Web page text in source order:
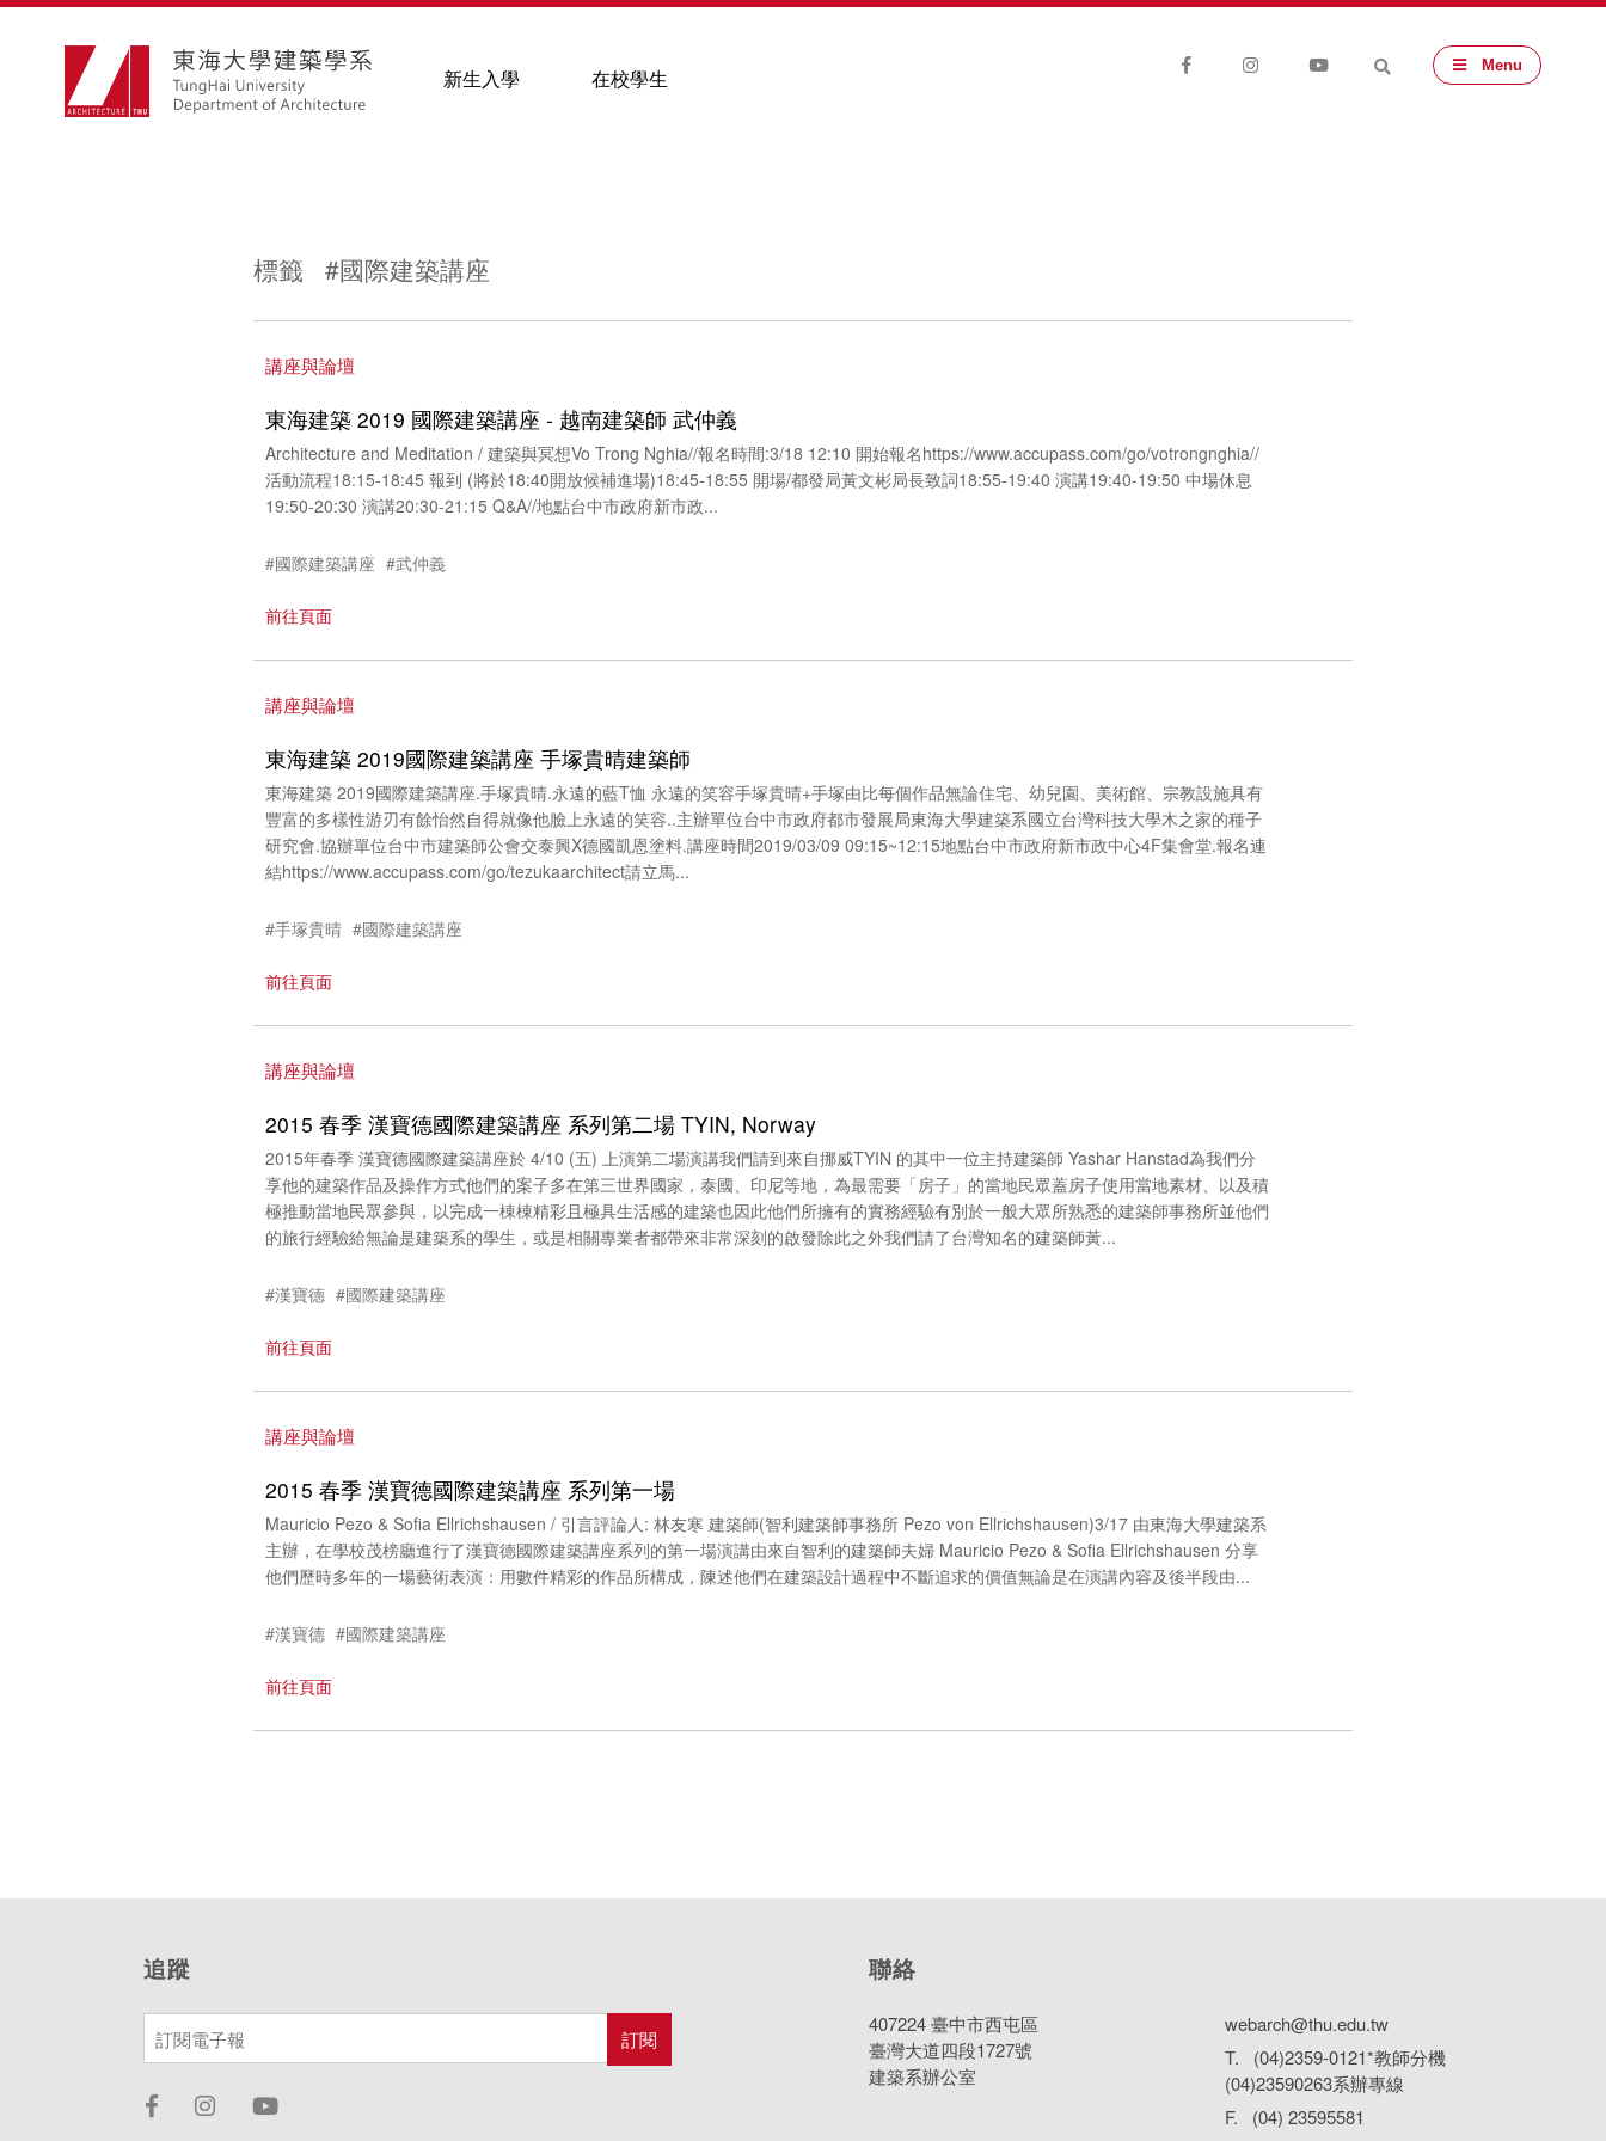
新生入學 在校學生 Menu
標籤 #國際建築講座
講座與論壇
東海建築 2019 國際建築講座 - 越南建築師 武仲義
Architecture and Meditation / 建築與冥想Vo Trong Nghia//報名時間:3/18 12:10 開始報名https://www.accupass.com/go/votrongnghia//
活動流程18:15-18:45 報到 (將於18:40開放候補進場)18:45-18:55 開場/都發局黃文彬局長致詞18:55-19:40 演講19:40-19:50 中場休息
19:50-20:30 演講20:30-21:15 Q&A//地點台中市政府新市政...
#國際建築講座 #武仲義
前往頁面
講座與論壇
東海建築 2019國際建築講座 手塚貴晴建築師
東海建築 2019國際建築講座.手塚貴晴.永遠的藍T恤 永遠的笑容手塚貴晴+手塚由比每個作品無論住宅、幼兒園、美術館、宗教設施具有
豐富的多樣性游刃有餘怡然自得就像他臉上永遠的笑容..主辦單位台中市政府都市發展局東海大學建築系國立台灣科技大學木之家的種子
研究會.協辦單位台中市建築師公會交泰興X德國凱恩塗料.講座時間2019/03/09 09:15~12:15地點台中市政府新市政中心4F集會堂.報名連
結https://www.accupass.com/go/tezukaarchitect請立馬...
#手塚貴晴 #國際建築講座
前往頁面
講座與論壇
2015 春季 漢寶德國際建築講座 系列第二場 TYIN, Norway
2015年春季 漢寶德國際建築講座於 4/10 (五) 上演第二場演講我們請到來自挪威TYIN 的其中一位主持建築師 Yashar Hanstad為我們分
享他的建築作品及操作方式他們的案子多在第三世界國家，泰國、印尼等地，為最需要「房子」的當地民眾蓋房子使用當地素材、以及積
極推動當地民眾參與，以完成一棟棟精彩且極具生活感的建築也因此他們所擁有的實務經驗有別於一般大眾所熟悉的建築師事務所並他們
的旅行經驗給無論是建築系的學生，或是相關專業者都帶來非常深刻的啟發除此之外我們請了台灣知名的建築師黃...
#漢寶德 #國際建築講座
前往頁面
講座與論壇
2015 春季 漢寶德國際建築講座 系列第一場
Mauricio Pezo & Sofia Ellrichshausen / 引言評論人: 林友寒 建築師(智利建築師事務所 Pezo von Ellrichshausen)3/17 由東海大學建築系
主辦，在學校茂榜廳進行了漢寶德國際建築講座系列的第一場演講由來自智利的建築師夫婦 Mauricio Pezo & Sofia Ellrichshausen 分享
他們歷時多年的一場藝術表演：用數件精彩的作品所構成，陳述他們在建築設計過程中不斷追求的價值無論是在演講內容及後半段由...
#漢寶德 #國際建築講座
前往頁面
追蹤 聯絡
407224 臺中市西屯區
臺灣大道四段1727號
建築系辦公室
webarch@thu.edu.tw
T. (04)2359-0121*教師分機
(04)23590263系辦專線
F. (04) 23595581